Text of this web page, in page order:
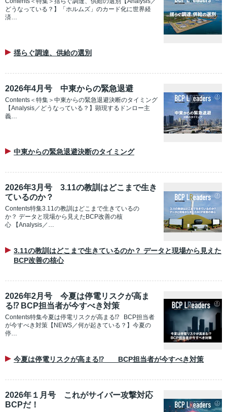
どうなっている？】「ホルムズ」のカード化に世界経
済…
揺らぐ調達、供給の選別
2026年4月号 中東からの緊急退避
Contents＜特集＞中東からの緊急退避決断のタイミング
【Analysis／どうなっている？】顕現するドンロー主
義…
中東からの緊急退避決断のタイミング
2026年3月号 3.11の教訓はどこまで生き
ているのか？
Contents特集3.11の教訓はどこまで生きているの
か？ データと現場から見えたBCP改善の核
心 【Analysis／…
3.11の教訓はどこまで生きているのか？ データと現場から見えた
BCP改善の核心
2026年2月号 今夏は停電リスクが高ま
る⁉ BCP担当者が今すべき対策
Contents特集今夏は停電リスクが高まる⁉ BCP担当者
が今すべき対策【NEWS／何が起きている？】今夏の
停…
今夏は停電リスクが高まる⁉ BCP担当者が今すべき対策
2026年１月号 これがサイバー攻撃対応
BCPだ！